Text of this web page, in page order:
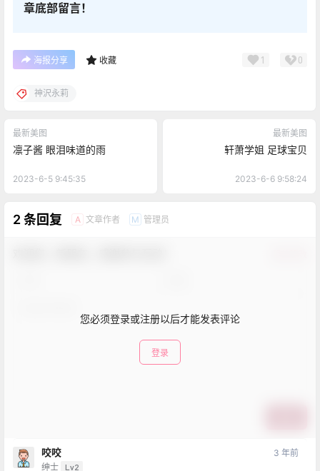
章底部留言！
海报分享 收藏 1 0
神沢永莉
最新美图
凛子酱 眼泪味道的雨
2023-6-5 9:45:35
最新美图
轩萧学姐 足球宝贝
2023-6-6 9:58:24
2 条回复 A 文章作者 M 管理员
您必须登录或注册以后才能发表评论
登录
咬咬
绅士 Lv2
3 年前